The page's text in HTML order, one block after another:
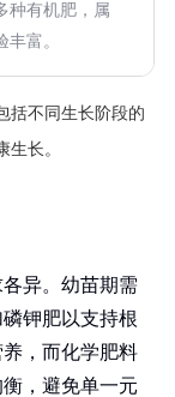
种有机肥，属
富。
括不同生长阶段的
长。
异。幼苗期需
钾肥以支持根
，而化学肥料
，避免单一元